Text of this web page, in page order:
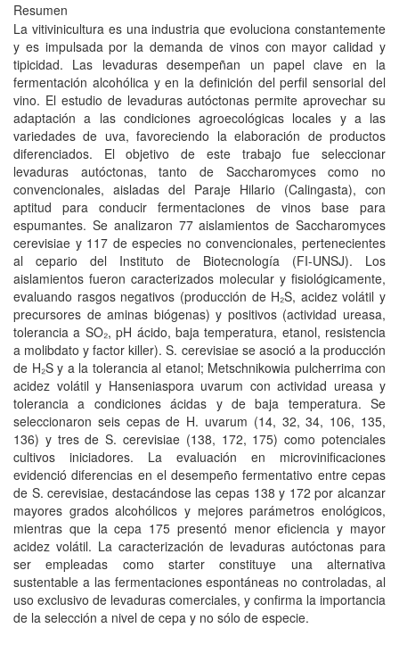
Resumen
La vitivinicultura es una industria que evoluciona constantemente
y es impulsada por la demanda de vinos con mayor calidad y
tipicidad. Las levaduras desempeñan un papel clave en la
fermentación alcohólica y en la definición del perfil sensorial del
vino. El estudio de levaduras autóctonas permite aprovechar su
adaptación a las condiciones agroecológicas locales y a las
variedades de uva, favoreciendo la elaboración de productos
diferenciados. El objetivo de este trabajo fue seleccionar
levaduras autóctonas, tanto de Saccharomyces como no
convencionales, aisladas del Paraje Hilario (Calingasta), con
aptitud para conducir fermentaciones de vinos base para
espumantes. Se analizaron 77 aislamientos de Saccharomyces
cerevisiae y 117 de especies no convencionales, pertenecientes
al cepario del Instituto de Biotecnología (FI-UNSJ). Los
aislamientos fueron caracterizados molecular y fisiológicamente,
evaluando rasgos negativos (producción de H₂S, acidez volátil y
precursores de aminas biógenas) y positivos (actividad ureasa,
tolerancia a SO₂, pH ácido, baja temperatura, etanol, resistencia
a molibdato y factor killer). S. cerevisiae se asoció a la producción
de H₂S y a la tolerancia al etanol; Metschnikowia pulcherrima con
acidez volátil y Hanseniaspora uvarum con actividad ureasa y
tolerancia a condiciones ácidas y de baja temperatura. Se
seleccionaron seis cepas de H. uvarum (14, 32, 34, 106, 135,
136) y tres de S. cerevisiae (138, 172, 175) como potenciales
cultivos iniciadores. La evaluación en microvinificaciones
evidenció diferencias en el desempeño fermentativo entre cepas
de S. cerevisiae, destacándose las cepas 138 y 172 por alcanzar
mayores grados alcohólicos y mejores parámetros enológicos,
mientras que la cepa 175 presentó menor eficiencia y mayor
acidez volátil. La caracterización de levaduras autóctonas para
ser empleadas como starter constituye una alternativa
sustentable a las fermentaciones espontáneas no controladas, al
uso exclusivo de levaduras comerciales, y confirma la importancia
de la selección a nivel de cepa y no sólo de especie.